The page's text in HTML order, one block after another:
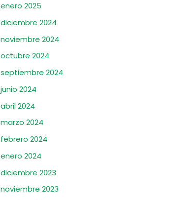
enero 2025
diciembre 2024
noviembre 2024
octubre 2024
septiembre 2024
junio 2024
abril 2024
marzo 2024
febrero 2024
enero 2024
diciembre 2023
noviembre 2023